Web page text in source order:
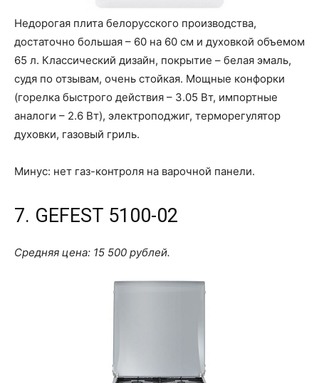
Недорогая плита белорусского производства,
достаточно большая – 60 на 60 см и духовкой объемом
65 л. Классический дизайн, покрытие – белая эмаль,
судя по отзывам, очень стойкая. Мощные конфорки
(горелка быстрого действия – 3.05 Вт, импортные
аналоги – 2.6 Вт), электроподжиг, терморегулятор
духовки, газовый гриль.
Минус: нет газ-контроля на варочной панели.
7. GEFEST 5100-02
Средняя цена: 15 500 рублей.